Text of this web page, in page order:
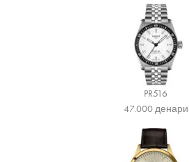
PR516
47.000денари